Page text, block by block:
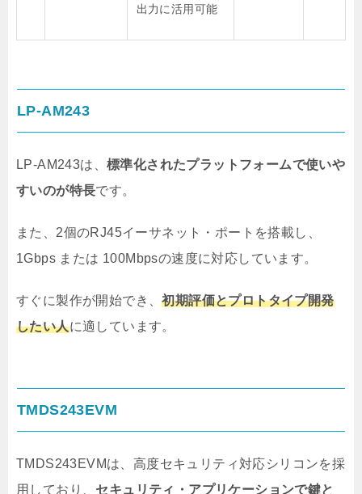
出力に活用可能
LP-AM243
LP-AM243は、 標準化されたプラットフォームで使いや
すいのが特長です。
また、2個のRJ45イーサネット・ポートを搭載し、
1Gbps または 100Mbpsの速度に対応しています。
すぐに製作が開始でき、初期評価とプロトタイプ開発
したい人に適しています。
TMDS243EVM
TMDS243EVMは、高度セキュリティ対応シリコンを採
用しており、 セキュリティ・アプリケーションで鍵と